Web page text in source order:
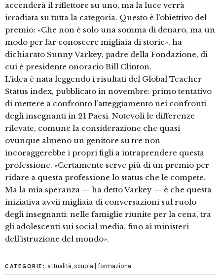
accenderà il riflettore su uno, ma la luce verrà
irradiata su tutta la categoria. Questo è l’obiettivo del
premio: «Che non è solo una somma di denaro, ma un
modo per far conoscere migliaia di storie», ha
dichiarato Sunny Varkey, padre della Fondazione, di
cui è presidente onorario Bill Clinton.
L’idea è nata leggendo i risultati del Global Teacher
Status index, pubblicato in novembre: primo tentativo
di mettere a confronto l’atteggiamento nei confronti
degli insegnanti in 21 Paesi. Notevoli le differenze
rilevate, comune la considerazione che quasi
ovunque almeno un genitore su tre non
incoraggerebbe i propri figli a intraprendere questa
professione. «Certamente serve più di un premio per
ridare a questa professione lo status che le compete.
Ma la mia speranza — ha detto Varkey — è che questa
iniziativa avvii migliaia di conversazioni sul ruolo
degli insegnanti: nelle famiglie riunite per la cena, tra
gli adolescenti sui social media, fino ai ministeri
dell’istruzione del mondo».
CATEGORIE: attualità, scuola | formazione